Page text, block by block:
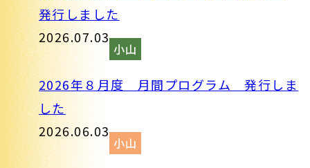
発行しました
2026.07.03
小山
2026年８月度 月間プログラム 発行しま
した
2026.06.03
小山